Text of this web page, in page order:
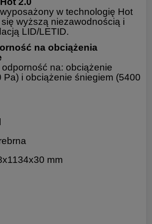
w technologię Hot
wyższą niezawodnością i
LID/LETID.
na obciążenia
na: obciążenie
Pa) i obciążenie śniegiem (5400
mm